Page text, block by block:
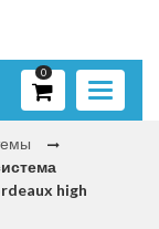
Toggle
0
high